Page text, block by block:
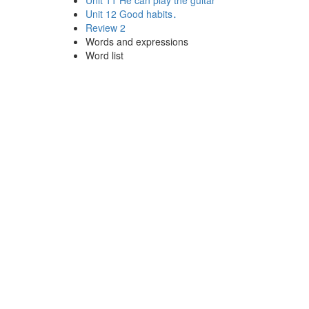
Unit 12 Good habits．
Review 2
Words and expressions
Word list